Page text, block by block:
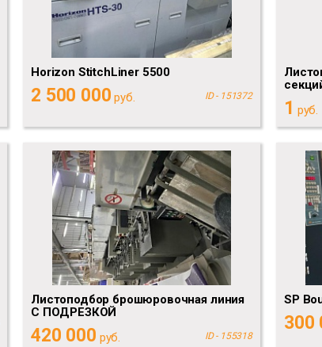
Horizon StitchLiner 5500
2 500 000 руб. ID - 151372
1 руб.
Листоподбор брошюровочная линия
С ПОДРЕЗКОЙ
420 000 руб. ID - 155318
SP
300